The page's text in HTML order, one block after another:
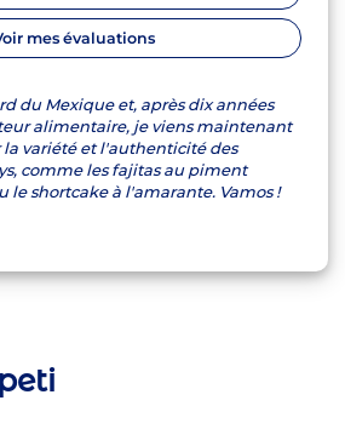
mes évaluations
du Mexique et, après dix années
alimentaire, je viens maintenant
la variété et l'authenticité des
comme les fajitas au piment
le shortcake à l'amarante. Vamos !